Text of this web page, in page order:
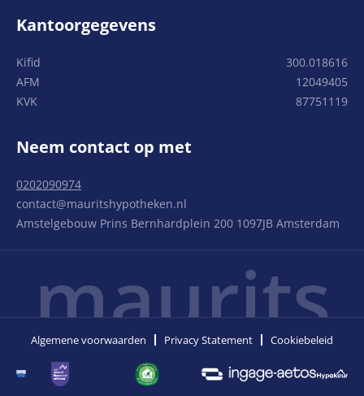
Kantoorgegevens
Kifid
300.018616
AFM
12049405
KVK
87751119
Neem contact op met
0202090974
contact@mauritshypotheken.nl
Amstelgebouw Prins Bernhardplein 200 1097JB Amsterdam
maurits
Algemene voorwaarden Privacy Statement Cookiebeleid